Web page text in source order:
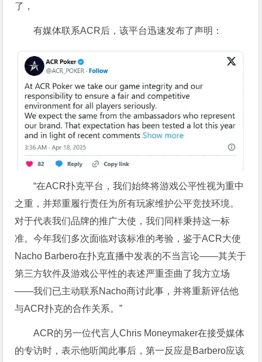
了，
有媒体联系ACR后，该平台迅速发布了声明：
“在ACR扑克平台，我们始终将游戏公平性视为重中
之重，并郑重履行责任为所有玩家维护公平竞技环境。
对于代表我们品牌的推广大使，我们同样秉持这一标
准。今年我们多次面临对该标准的考验，鉴于ACR大使
Nacho Barbero在扑克直播中发表的不当言论——其关于
第三方软件及游戏公平性的表述严重歪曲了我方立场
——我们已主动联系Nacho商讨此事，并将重新评估他
与ACR扑克的合作关系。”
ACR的另一位代言人Chris Moneymaker在接受媒体
的专访时，表示他听闻此事后，第一反应是Barbero应该